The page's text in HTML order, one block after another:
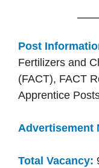
Post
Fertilizers and
(FACT), FACT
Apprentice
Advertisement
Total Vacancy: